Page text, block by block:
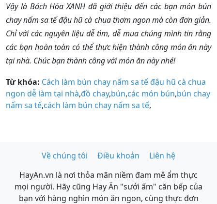
Vậy là Bách Hóa XANH đã giới thiệu đến các bạn món bún
chay nấm sa tế đậu hũ cà chua thơm ngon mà còn đơn giản.
Chỉ với các nguyên liệu dễ tìm, dễ mua chúng mình tin rằng
các bạn hoàn toàn có thể thực hiện thành công món ăn này
tại nhà. Chúc bạn thành công với món ăn này nhé!
Từ khóa: Cách làm bún chay nấm sa tế đậu hũ cà chua
ngon dễ làm tại nhà,đồ chay,bún,các món bún,bún chay
nấm sa tế,cách làm bún chay nấm sa tế,
Về chúng tôi Điều khoản
Liên hệ
HayAn.vn là nơi thỏa mãn niềm đam mê ẩm thực
mọi người. Hãy cũng Hay Ăn "sưởi ấm" căn bếp của
bạn với hàng nghìn món ăn ngon, cùng thực đơn